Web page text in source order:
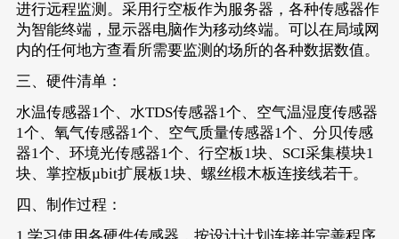
进行远程监测。采用行空板作为服务器，各种传感器作
为智能终端，显示器电脑作为移动终端。可以在局域网
内的任何地方查看所需要监测的场所的各种数据数值。
三、硬件清单：
水温传感器1个、水TDS传感器1个、空气温湿度传感器
1个、氧气传感器1个、空气质量传感器1个、分贝传感
器1个、环境光传感器1个、行空板1块、SCI采集模块1
块、掌控板µbit扩展板1块、螺丝椴木板连接线若干。
四、制作过程：
1.学习使用各硬件传感器，按设计计划连接并完善程序